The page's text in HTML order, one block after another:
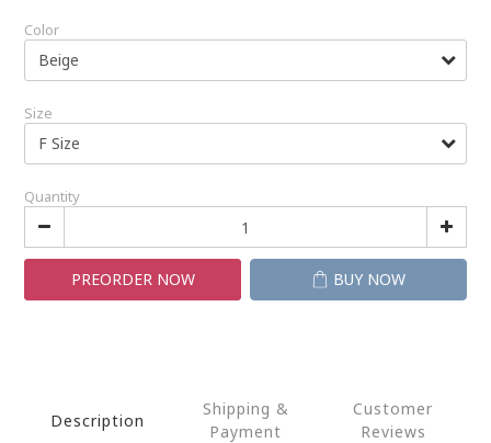
Color
Size
Quantity
PREORDER NOW BUY NOW
Description
Shipping &
Payment
Customer
Reviews